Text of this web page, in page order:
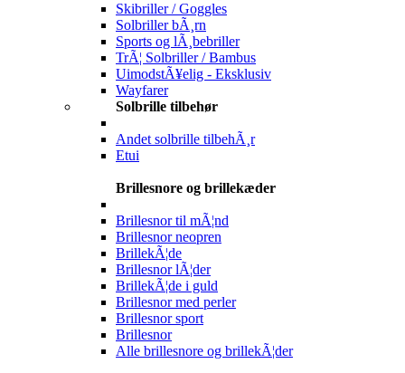
Skibriller / Goggles
Solbriller bÃ¸rn
Sports og lÃ¸bebriller
TrÃ¦ Solbriller / Bambus
UimodstÃ¥elig - Eksklusiv
Wayfarer
Solbrille tilbehør
Andet solbrille tilbehÃ¸r
Etui
Brillesnore og brillekæder
Brillesnor til mÃ¦nd
Brillesnor neopren
BrillekÃ¦de
Brillesnor lÃ¦der
BrillekÃ¦de i guld
Brillesnor med perler
Brillesnor sport
Brillesnor
Alle brillesnore og brillekÃ¦der